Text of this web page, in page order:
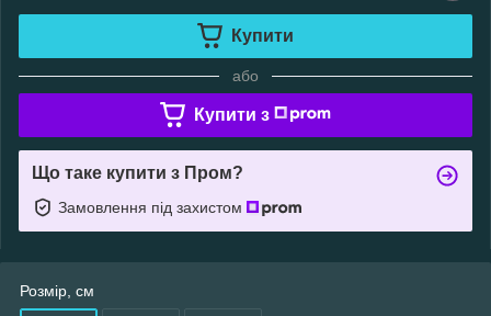
Купити
або
Купити з
Що таке купити з Пром?
Замовлення під захистом
Розмір, см